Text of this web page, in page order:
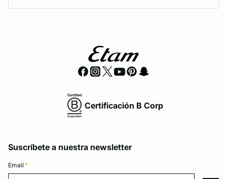
Certificación B Corp
Suscríbete a nuestra newsletter
Email *